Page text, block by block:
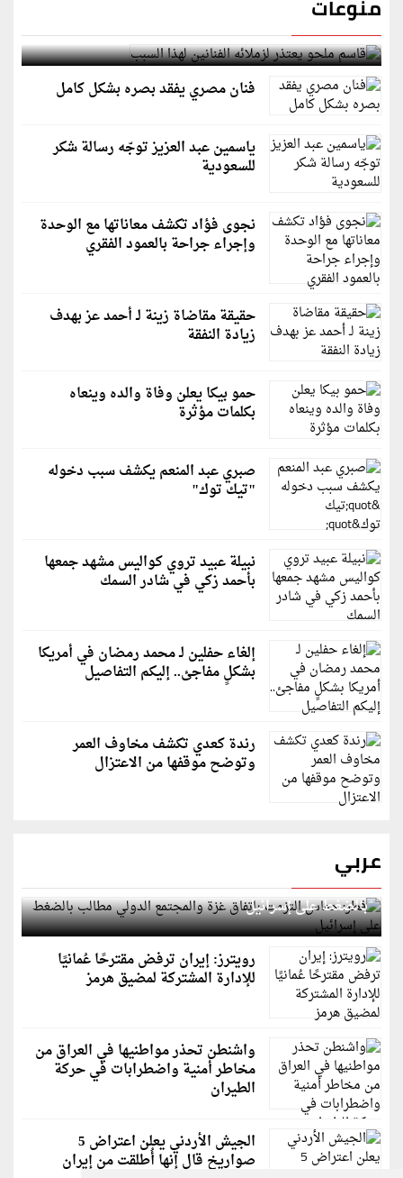
منوعات
قاسم ملحو يعتذر لزملائه الفنانين لهذا السبب
فنان مصري يفقد بصره بشكل كامل
ياسمين عبد العزيز توجّه رسالة شكر
للسعودية
نجوى فؤاد تكشف معاناتها مع الوحدة
وإجراء جراحة بالعمود الفقري
حقيقة مقاضاة زينة لـ أحمد عز بهدف
زيادة النفقة
حمو بيكا يعلن وفاة والده وينعاه
بكلمات مؤثرة
صبري عبد المنعم يكشف سبب دخوله
"تيك توك"
نبيلة عبيد تروي كواليس مشهد جمعها
بأحمد زكي في شادر السمك
إلغاء حفلين لـ محمد رمضان في أمريكا
بشكلٍ مفاجئ.. إليكم التفاصيل
رندة كعدي تكشف مخاوف العمر
وتوضح موقفها من الاعتزال
عربي
قطر: حماس التزمت باتفاق غزة والمجتمع الدولي مطالب
بالضغط على إسرائيل
رويترز: إيران ترفض مقترحًا عُمانيًا
للإدارة المشتركة لمضيق هرمز
واشنطن تحذر مواطنيها في العراق من
مخاطر أمنية واضطرابات في حركة
الطيران
الجيش الأردني يعلن اعتراض 5
صواريخ قال إنها أُطلقت من إيران